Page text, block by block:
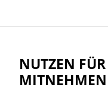
NUTZEN